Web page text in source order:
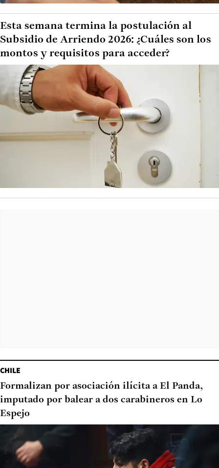
Esta semana termina la postulación al
Subsidio de Arriendo 2026: ¿Cuáles son los
montos y requisitos para acceder?
CHILE
Formalizan por asociación ilícita a El Panda,
imputado por balear a dos carabineros en Lo
Espejo